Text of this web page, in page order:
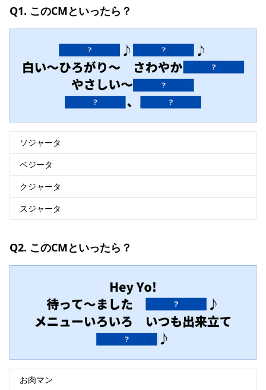
Q1. このCMといったら？
ソジャータ
ベジータ
クジャータ
スジャータ
Q2. このCMといったら？
お肉マン